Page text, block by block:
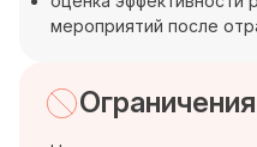
мероприятий после